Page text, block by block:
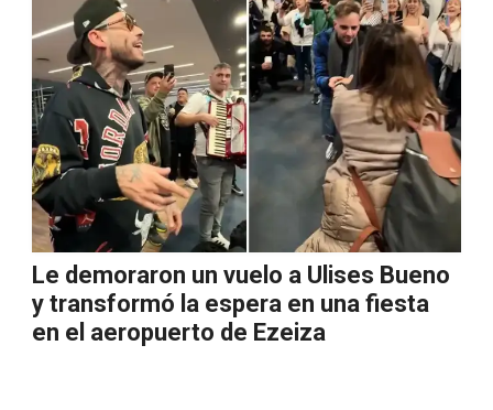
Le demoraron un vuelo a Ulises Bueno
y transformó la espera en una fiesta
en el aeropuerto de Ezeiza